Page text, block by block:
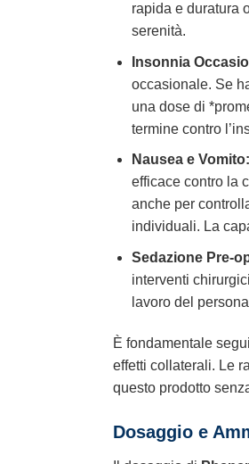
rapida e duratura
serenità.
Insonnia
occasionale. Se
una dose di
termine contro
Nausea e Vomito:
efficace contro la
anche per
individuali. La
Sedazione Pre-
interventi
lavoro del
È fondamentale
effetti collaterali. Le
questo prodotto
Dosaggio e